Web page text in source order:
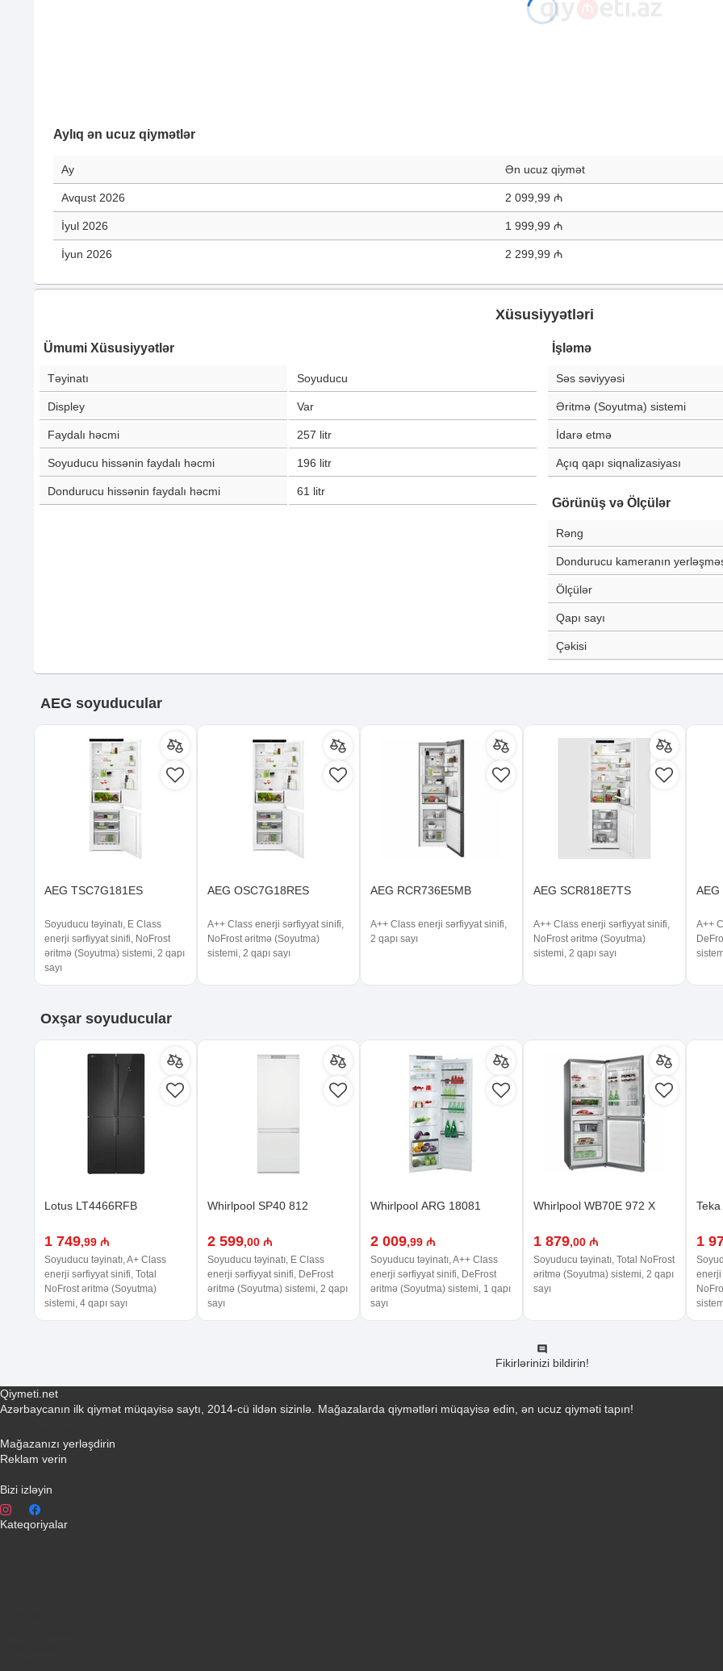
Aylıq ən ucuz qiymətlər
Ay Ən ucuz qiymət
Avqust 2026 2 099,99 ₼
İyul 2026 1 999,99 ₼
İyun 2026 2 299,99 ₼
Xüsusiyyətləri
Ümumi Xüsusiyyətlər
Təyinatı Soyuducu
Displey Var
Faydalı həcmi 257 litr
Soyuducu hissənin faydalı həcmi 196 litr
Dondurucu hissənin faydalı həcmi 61 litr
İşləmə
Səs səviyyəsi
Əritmə (Soyutma) sistemi
İdarə etmə
Açıq qapı siqnalizasiyası
Görünüş və Ölçülər
Rəng
Dondurucu kameranın
Ölçülər
Qapı sayı
Çəkisi
AEG soyuducular
AEG TSC7G181ES
Soyuducu təyinatı, E Class
enerji sərfiyyat sinifi, NoFrost
əritmə (Soyutma) sistemi, 2 qapı
sayı
AEG OSC7G18RES
A++ Class enerji sərfiyyat sinifi,
NoFrost əritmə (Soyutma)
sistemi, 2 qapı sayı
AEG RCR736E5MB
A++ Class enerji sərfiyyat sinifi,
2 qapı sayı
AEG SCR818E7TS
A++ Class enerji sərfiyyat sinifi,
NoFrost əritmə (Soyutma)
sistemi, 2 qapı sayı
AEG
A++
Oxşar soyuducular
Lotus LT4466RFB
1 749,99 ₼
Soyuducu təyinatı, A+ Class
enerji sərfiyyat sinifi, Total
NoFrost əritmə (Soyutma)
sistemi, 4 qapı sayı
Whirlpool SP40 812
2 599,00 ₼
Soyuducu təyinatı, E Class
enerji sərfiyyat sinifi, DeFrost
əritmə (Soyutma) sistemi, 2 qapı
sayı
Whirlpool ARG 18081
2 009,99 ₼
Soyuducu təyinatı, A++ Class
enerji sərfiyyat sinifi, DeFrost
əritmə (Soyutma) sistemi, 1 qapı
sayı
Whirlpool WB70E 972 X
1 879,00 ₼
Soyuducu təyinatı, Total NoFrost
əritmə (Soyutma) sistemi, 2 qapı
sayı
1
enerji
Fikirlərinizi bildirin!
Qiymeti.net
Azərbaycanın ilk qiymət müqayisə saytı, 2014-cü ildən sizinlə. Mağazalarda qiymətləri müqayisə edin, ən ucuz qiyməti tapın!
Mağazanızı yerləşdirin
Reklam verin
Bizi izləyin
Kateqoriyalar